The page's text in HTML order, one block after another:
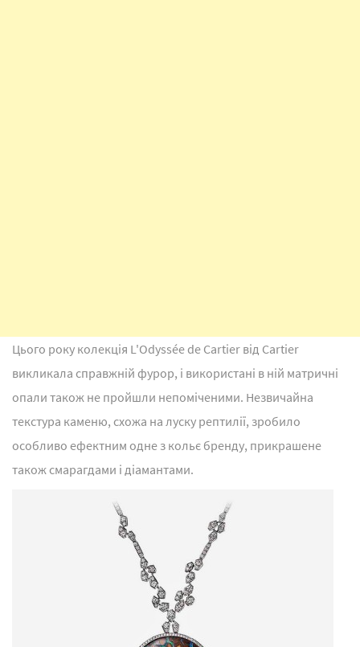
Цього року колекція L'Odyssée de Cartier від Cartier
викликала справжній фурор, і використані в ній матричні
опали також не пройшли непоміченими. Незвичайна
текстура каменю, схожа на луску рептилії, зробило
особливо ефектним одне з кольє бренду, прикрашене
також смарагдами і діамантами.